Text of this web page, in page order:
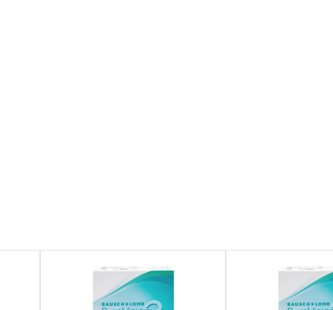
0,5D); 0.00 (plano - терапевтические)
привыкать к контактным линзам в течение первых двух-
слезопродукция.
время ношения, следуя указаниям врача.
зрения, появление радужных кругов или ореолов.